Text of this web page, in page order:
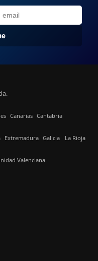
Canarias Cantabria
Extremadura Galicia La Rioja
Valenciana